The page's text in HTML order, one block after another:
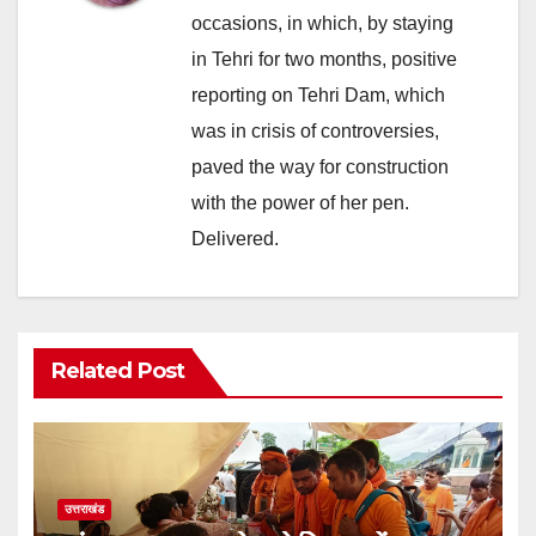
occasions, in which, by staying
in Tehri for two months, positive
reporting on Tehri Dam, which
was in crisis of controversies,
paved the way for construction
with the power of her pen.
Delivered.
Related Post
उत्तराखंड